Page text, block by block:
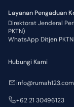
Layanan Pengaduan
Direktorat Jenderal
PKTN)
WhatsApp Ditjen PKTN
Hubungi Kami
info@rumah123.com
+62 21 30496123